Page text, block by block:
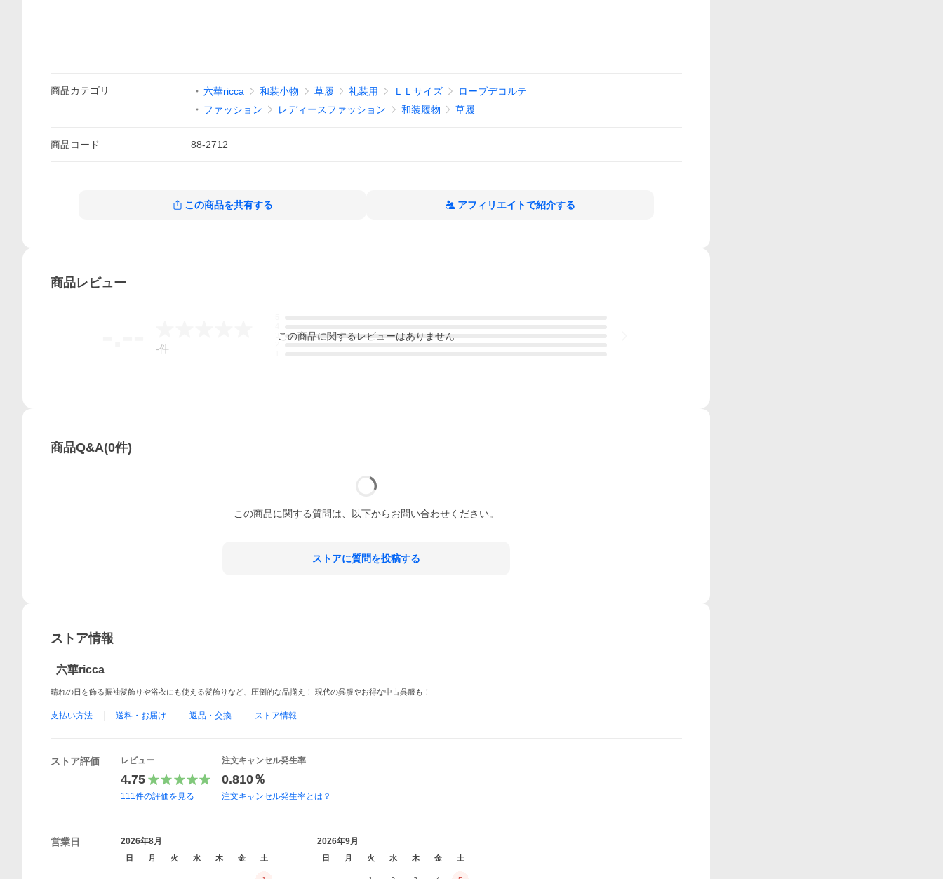
商品カテゴリ 六華ricca 和装小物 草履 礼装用 ＬＬサイズ
ローブデコルテ
ファッション
レディースファッション 和装履物 草履
商品コード 88-2712
この商品を共有する アフィリエイトで紹介する
商品レビュー
-件
この商品に関するレビューはありません
商品Q&A(0件)
この商品に関する質問は、以下からお問い合わせください。
ストアに質問を投稿する
ストア情報
六華ricca
晴れの日を飾る振袖髪飾りや浴衣にも使える髪飾りなど、圧倒的な品揃え！ 現代の呉服やお得な中古呉服も！
支払い方法 送料・お届け 返品・交換 ストア情報
ストア評価 レビュー
4.75
111件の評価を見る
注文キャンセル発生率
0.810％
注文キャンセル発生率とは？
営業日 2026年8月
日 月 火 水 木 金 土
2026年9月
日 月 火 水 木 金 土